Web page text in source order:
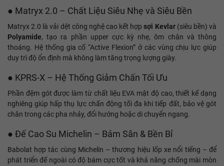
● Matryx 2.0 – Chất Liệu Siêu Nhẹ và Siêu Bền
Matryx 2.0 là vải dệt công nghệ cao kết hợpsợi Kevlar(siêu bền) và
Polyamide, tạo ra phần upper cực kỳ nhẹ, ôm chân và thông
thoáng. Hệ thống gia cố “Active Flexion” ở các vùng chịu lực giúp
duy trì độ ổn định mà không làm tăng trọng lượng giày.
● KPRS-X – Hệ Thống Giảm Chấn Tối Ưu
Phần đệm gót được làm từ chất liệu EVA mật độ cao, thiết kế dạng
nghiêng giúp hấp thụ lực chấn động tối đa khi tiếp đất, bảo vệ gót
chân trong các pha nhảy, đổi hướng hoặc di chuyển ngang.
● Đế Cao Su Michelin – Bám Sân & Bền Bỉ
Babolat hợp tác cùng Michelin – thương hiệu lốp xe nổi tiếng – để
phát triển đế ngoài có độ bám cực tốt và khả năng chống mài mòn